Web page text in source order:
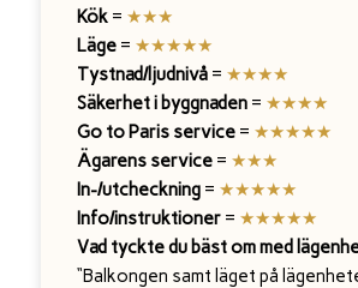
Kök= ★★★
Läge= ★★★★★
Tystnad/ljudnivå= ★★★★
Säkerhet i byggnaden= ★★★★
Go to Paris service= ★★★★★
Ägarens service= ★★★
In-/utcheckning= ★★★★★
Info/instruktioner= ★★★★★
Vad tyckte du bäst om med
“Balkongen samt läget på